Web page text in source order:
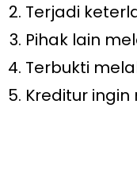
Terjadi
Pihak lain
Terbukti
Kreditur